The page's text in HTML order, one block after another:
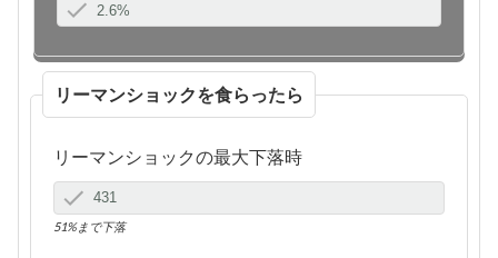
リーマンショックを食らったら
リーマンショックの最大下落時
51%まで下落